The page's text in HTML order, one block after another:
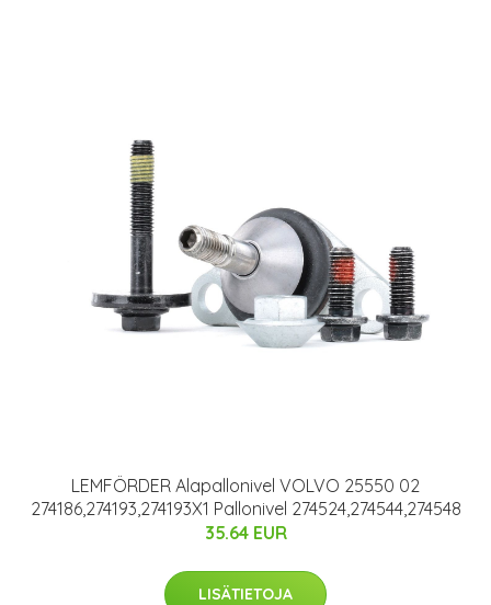
LEMFÖRDER Alapallonivel VOLVO 25550 02
274186,274193,274193X1 Pallonivel 274524,274544,274548
35.64 EUR
LISÄTIETOJA